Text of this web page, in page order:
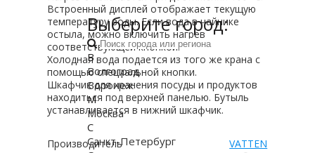
Встроенный дисплей отображает текущую
температуру воды. Если вода в чайнике
остыла, можно включить нагрев
соответствующей кнопкой.
Холодная вода подается из того же крана с
помощью специальной кнопки.
Шкафчик для хранения посуды и продуктов
находиться под верхней панелью. Бутыль
устанавливается в нижний шкафчик.
Производитель
VATTEN
Выберите город:
В
Волгоград
Воронеж
М
Москва
С
Санкт-Петербург